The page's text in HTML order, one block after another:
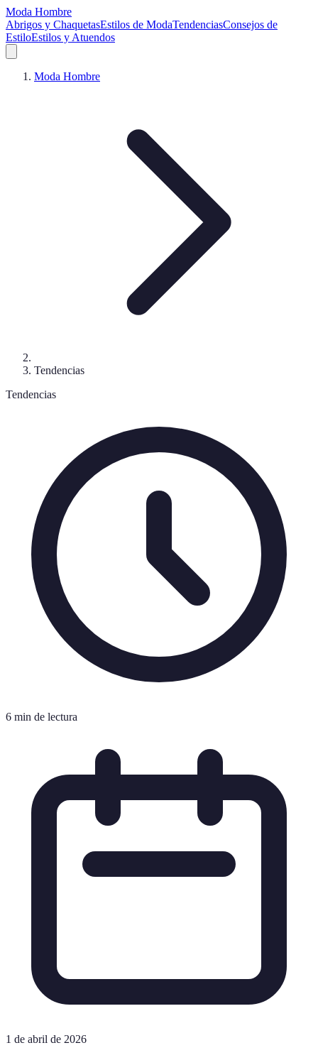
Moda Hombre
Abrigos y ChaquetasEstilos de ModaTendenciasConsejos de
EstiloEstilos y Atuendos
Moda Hombre
Tendencias
Tendencias
6 min de lectura
1 de abril de 2026